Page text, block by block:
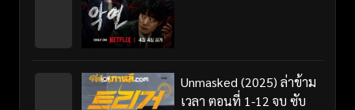
Unmasked (2025) ล่าข้าม
เวลา ตอนที่ 1-12 จบ ซับ